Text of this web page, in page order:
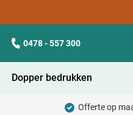
0478 - 557 300
Dopper bedrukken
Offerte op